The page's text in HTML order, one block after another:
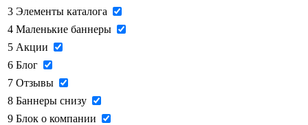
3 Элементы каталога
4 Маленькие баннеры
5 Акции
6 Блог
7 Отзывы
8 Баннеры снизу
9 Блок о компании